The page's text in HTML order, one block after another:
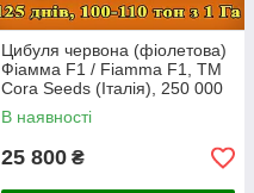
Цибуля червона (фіолетова)
Фіамма F1 / Fiamma F1, ТМ
Cora Seeds (Італія), 250 000
насінин
В наявності
25 800 ₴